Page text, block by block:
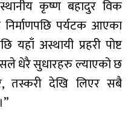
कृष्ण बहादुर विक
पर्यटक आएका
यहाँ अस्थायी प्रहरी पोष्ट
धेरै सुधारहरु ल्याएको छ
तस्करी देखि लिएर सबै